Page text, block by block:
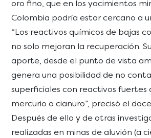
oro fino, que en los yacimientos
Colombia podría estar cercano a
“Los reactivos químicos de bajas
no solo mejoran la recuperación.
aporte, desde el punto de vista
genera una posibilidad de no
superficiales con reactivos fuertes
mercurio o cianuro”, precisó el
Después de ello y de otras
realizadas en minas de aluvión (a